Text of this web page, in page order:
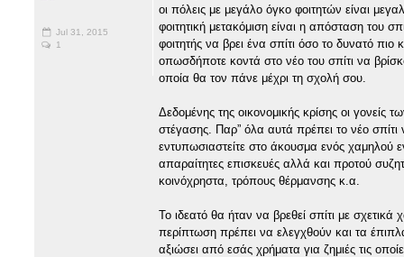
Jul 31, 2015
1
οι πόλεις με μεγάλο όγκο φοιτητών είναι
φοιτητική μετακόμιση είναι η απόσταση του
φοιτητής να βρει ένα σπίτι όσο το δυνατό
οπωσδήποτε κοντά στο νέο του σπίτι να
οποία θα τον πάνε μέχρι τη σχολή σου.
Δεδομένης της οικονομικής κρίσης οι γονείς
στέγασης. Παρ” όλα αυτά πρέπει το νέο
εντυπωσιαστείτε στο άκουσμα ενός χαμηλού
απαραίτητες επισκευές αλλά και προτού
κοινόχρηστα, τρόπους θέρμανσης κ.α.
Το ιδεατό θα ήταν να βρεθεί σπίτι με
περίπτωση πρέπει να ελεγχθούν και τα
αξιώσει από εσάς χρήματα για ζημιές τις